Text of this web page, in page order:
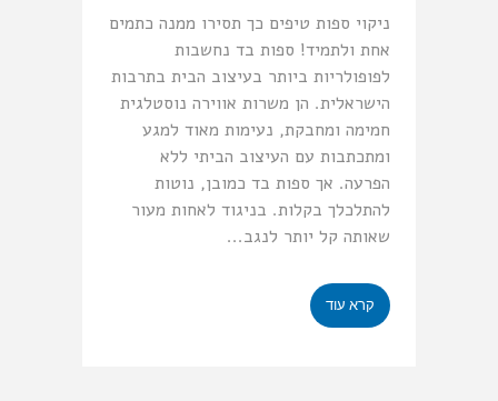
ניקוי ספות טיפים כך תסירו ממנה כתמים
אחת ולתמיד! ספות בד נחשבות
לפופולריות ביותר בעיצוב הבית בתרבות
הישראלית. הן משרות אווירה נוסטלגית
חמימה ומחבקת, נעימות מאוד למגע
ומתכתבות עם העיצוב הביתי ללא
הפרעה. אך ספות בד כמובן, נוטות
להתלכלך בקלות. בניגוד לאחות מעור
שאותה קל יותר לנגב...
קרא עוד